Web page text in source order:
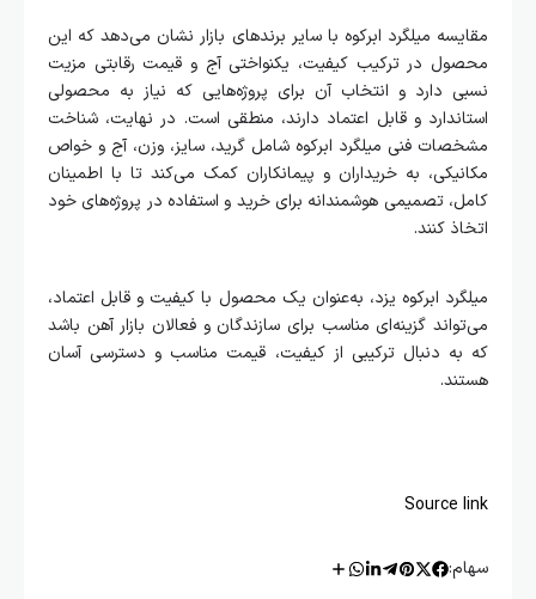
مقایسه میلگرد ابرکوه با سایر برندهای بازار نشان می‌دهد که این
محصول در ترکیب کیفیت، یکنواختی آج و قیمت رقابتی مزیت
نسبی دارد و انتخاب آن برای پروژه‌هایی که نیاز به محصولی
استاندارد و قابل اعتماد دارند، منطقی است. در نهایت، شناخت
مشخصات فنی میلگرد ابرکوه شامل گرید، سایز، وزن، آج و خواص
مکانیکی، به خریداران و پیمانکاران کمک می‌کند تا با اطمینان
کامل، تصمیمی هوشمندانه برای خرید و استفاده در پروژه‌های خود
اتخاذ کنند.
میلگرد ابرکوه یزد، به‌عنوان یک محصول با کیفیت و قابل اعتماد،
می‌تواند گزینه‌ای مناسب برای سازندگان و فعالان بازار آهن باشد
که به دنبال ترکیبی از کیفیت، قیمت مناسب و دسترسی آسان
هستند.
Source link
سهام: